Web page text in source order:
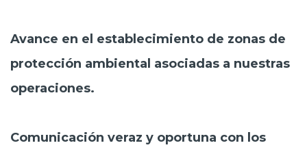
Avance en el establecimiento de zonas de
protección ambiental asociadas a nuestras
operaciones.
Comunicación veraz y oportuna con los